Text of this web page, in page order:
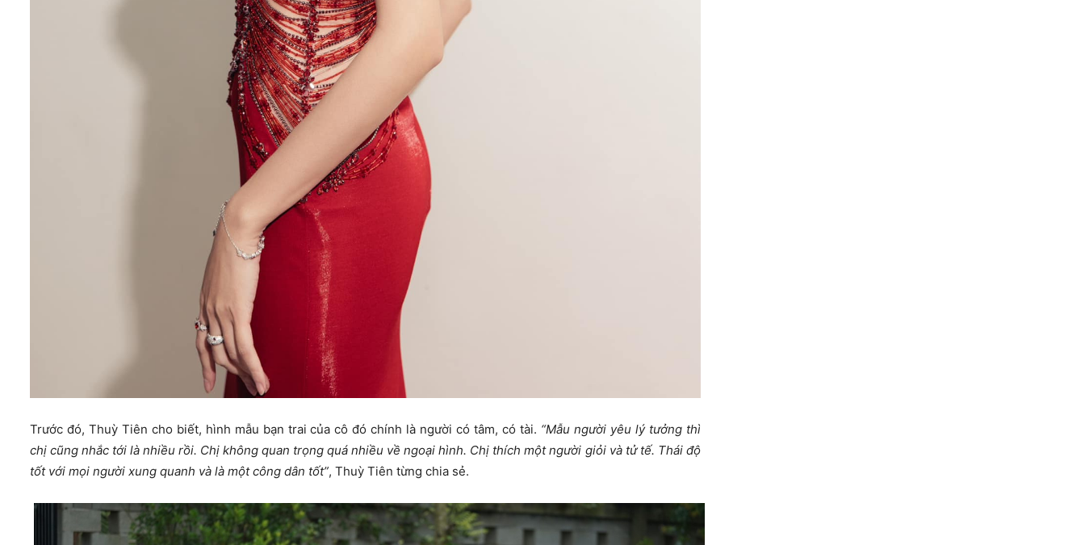
Trước đó, Thuỳ Tiên cho biết, hình mẫu bạn trai của cô đó chính là người có tâm, có tài. “Mẫu người yêu lý tưởng thì
chị cũng nhắc tới là nhiều rồi. Chị không quan trọng quá nhiều về ngoại hình. Chị thích một người giỏi và tử tế. Thái độ
tốt với mọi người xung quanh và là một công dân tốt”, Thuỳ Tiên từng chia sẻ.